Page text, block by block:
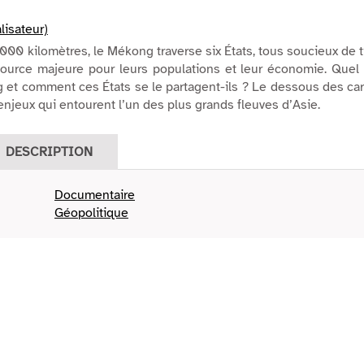
kilomètres, le Mékong traverse six États, tous soucieux de
majeure pour leurs populations et leur économie. Quel
et comment ces États se le partagent-ils ? Le dessous des
qui entourent l’un des plus grands fleuves d’Asie.
DESCRIPTION
Documentaire
Géopolitique